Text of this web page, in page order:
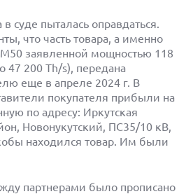
суде пыталась оправдаться.
что часть товара, а именно
М50 заявленной мощностью 118
47 200 Th/s), передана
еще в апреле 2024 г. В
покупателя прибыли на
по адресу: Иркутская
Новонукутский, ПС35/10 кВ,
находился товар. Им были
партнерами было прописано